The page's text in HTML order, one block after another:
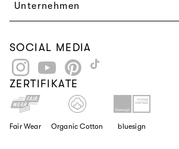
Unternehmen
SOCIAL MEDIA
InstagramYouTubePinterestTikTok
ZERTIFIKATE
Fair Wear Organic Cotton bluesign